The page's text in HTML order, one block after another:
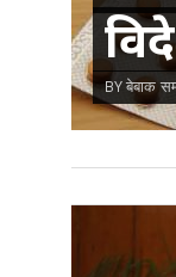
BY बेबाक